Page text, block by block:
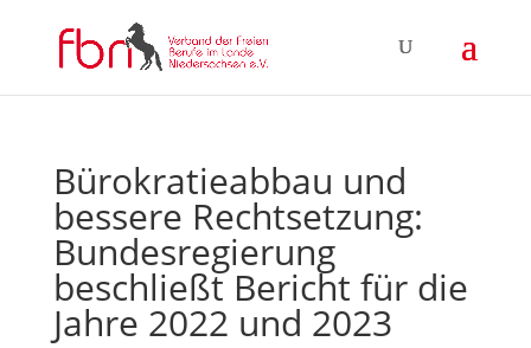
Bürokratieabbau und
bessere Rechtsetzung:
Bundesregierung
beschließt Bericht für die
Jahre 2022 und 2023